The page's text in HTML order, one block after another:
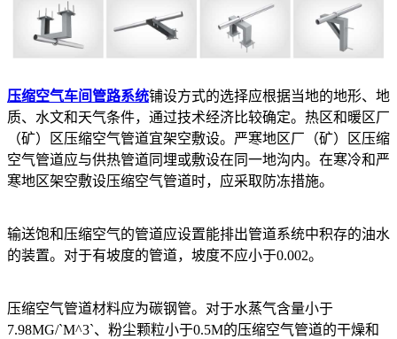
压缩空气车间管路系统铺设方式的选择应根据当地的地形、地
质、水文和天气条件，通过技术经济比较确定。热区和暖区厂
（矿）区压缩空气管道宜架空敷设。严寒地区厂（矿）区压缩
空气管道应与供热管道同埋或敷设在同一地沟内。在寒冷和严
寒地区架空敷设压缩空气管道时，应采取防冻措施。
输送饱和压缩空气的管道应设置能排出管道系统中积存的油水
的装置。对于有坡度的管道，坡度不应小于0.002。
压缩空气管道材料应为碳钢管。对于水蒸气含量小于
7.98MG/`M^3`、粉尘颗粒小于0.5M的压缩空气管道的干燥和